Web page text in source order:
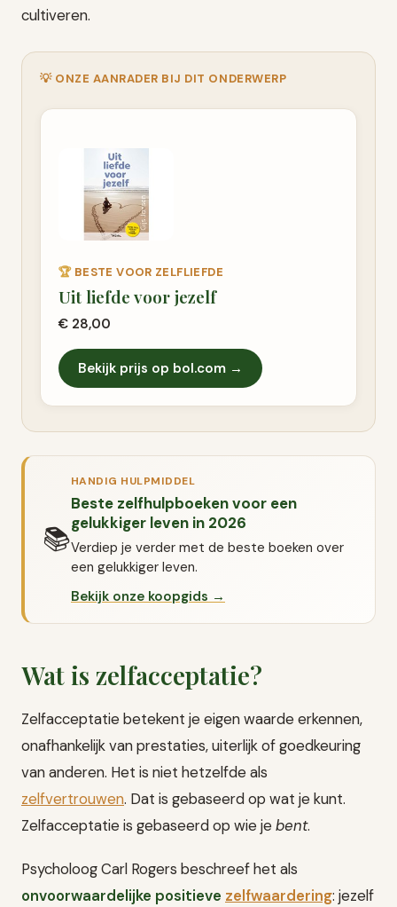
cultiveren.
💡 ONZE AANRADER BIJ DIT ONDERWERP
🏆BESTE VOOR ZELFLIEFDE
Uit liefde voor jezelf
€ 28,00
Bekijk prijs op bol.com →
📚
HANDIG HULPMIDDEL
Beste zelfhulpboeken voor een
gelukkiger leven in 2026
Verdiep je verder met de beste boeken over
een gelukkiger leven.
Bekijk onze koopgids →
Wat is zelfacceptatie?
Zelfacceptatie betekent je eigen waarde erkennen,
onafhankelijk van prestaties, uiterlijk of goedkeuring
van anderen. Het is niet hetzelfde als
zelfvertrouwen. Dat is gebaseerd op wat je kunt.
Zelfacceptatie is gebaseerd op wie jebent.
Psycholoog Carl Rogers beschreef het als
onvoorwaardelijke positieve zelfwaardering: jezelf